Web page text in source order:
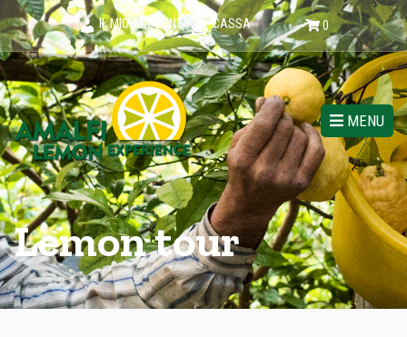
IL MIO ACCOUNT CASSA 0
MENU
Lemon tour